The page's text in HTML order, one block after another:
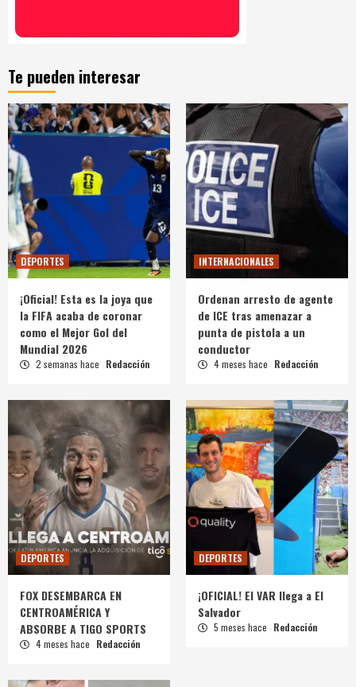
Te pueden interesar
DEPORTES
¡Oficial! Esta es la joya que
la FIFA acaba de coronar
como el Mejor Gol del
Mundial 2026
2 semanas hace Redacción
INTERNACIONALES
Ordenan arresto de agente
de ICE tras amenazar a
punta de pistola a un
conductor
4 meses hace Redacción
DEPORTES
FOX DESEMBARCA EN
CENTROAMÉRICA Y
ABSORBE A TIGO SPORTS
4 meses hace Redacción
DEPORTES
¡OFICIAL! El VAR llega a El
Salvador
5 meses hace Redacción